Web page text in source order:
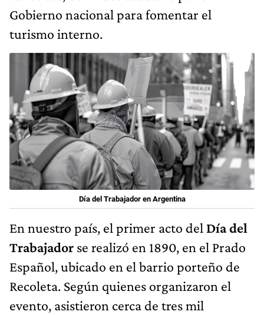
Gobierno nacional para fomentar el
turismo interno.
Día del Trabajador en Argentina
En nuestro país, el primer acto del Día del
Trabajador se realizó en 1890, en el Prado
Español, ubicado en el barrio porteño de
Recoleta. Según quienes organizaron el
evento, asistieron cerca de tres mil